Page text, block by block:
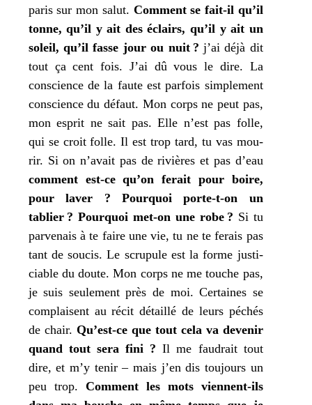
paris surmon salut. Comment se fait-il qu’il
tonne, qu’il y ait des éclairs, qu’il y ait un
soleil, qu’il fasse jour ou nuit ? j’ai déjà dit
tout ça cent fois. J’ai dû vous le dire. La
conscience de la faute est par­fois sim­ple­ment
conscience du défaut. Mon corps ne peut pas,
mon esprit ne sait pas. Elle n’est pas folle,
qui se croit folle. Il est trop tard, tu vas mou­
rir. Si on n’avait pas de rivières et pas d’eau
com­ment est-ce qu’on ferait pour boire,
pour laver ?
Pourquoi porte-t-on un
tablier ? Pourquoi met-on une robe ? Si tu
par­ve­nais àte faire une vie,tu nete ferais pas
tant de sou­cis. Le scru­pule est la forme jus­ti­
ciable du doute.Mon corps ne me touche pas,
jesuis seule­ment près de moi. Certaines se
com­plaisent au récit détaillé de leurs péchés
de chair. Qu’est-ce que tout cela va deve­nir
quand tout sera fini ? Il me fau­drait tout
dire, et m’y tenir – mais j’en dis tou­jours un
peu trop. Comment les mots viennent-ils